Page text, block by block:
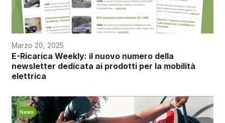
Marzo 20, 2025
E-Ricarica Weekly: il nuovo numero della
newsletter dedicata ai prodotti per la mobilità
elettrica
News